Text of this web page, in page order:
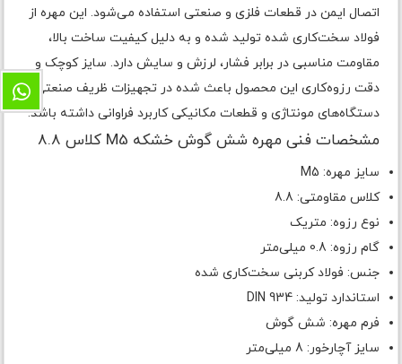
اتصال ایمن در قطعات فلزی و صنعتی استفاده می‌شود. این مهره از
فولاد سخت‌کاری شده تولید شده و به دلیل کیفیت ساخت بالا،
مقاومت مناسبی در برابر فشار، لرزش و سایش دارد. سایز کوچک و
دقت رزوه‌کاری این محصول باعث شده در تجهیزات ظریف صنعتی،
دستگاه‌های مونتاژی و قطعات مکانیکی کاربرد فراوانی داشته باشد.
مشخصات فنی مهره شش گوش خشکه M5 کلاس 8.8
سایز مهره: M5
کلاس مقاومتی: 8.8
نوع رزوه: متریک
گام رزوه: 0.8 میلی‌متر
جنس: فولاد کربنی سخت‌کاری شده
استاندارد تولید: DIN 934
فرم مهره: شش گوش
سایز آچارخور: 8 میلی‌متر